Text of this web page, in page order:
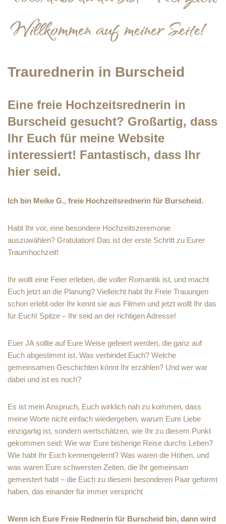
Traurednerin in Burscheid
Eine freie Hochzeitsrednerin in
Burscheid gesucht? Großartig, dass
Ihr Euch für meine Website
interessiert! Fantastisch, dass Ihr
hier seid.
Ich bin Meike G., freie Hochzeitsrednerin für Burscheid.
Habt Ihr vor, eine besondere Hochzeitszeremonie
auszuwählen? Gratulation! Das ist der erste Schritt zu Eurer
Traumhochzeit!
Ihr wollt eine Feier erleben, die voller Romantik ist, und macht
Euch jetzt an die Planung? Vielleicht habt Ihr Freie Trauungen
schon erlebt oder Ihr kennt sie aus Filmen und jetzt wollt Ihr das
für Euch! Spitze – Ihr seid an der richtigen Adresse!
Euer JA sollte auf Eure Weise gefeiert werden, die ganz auf
Euch abgestimmt ist. Was verbindet Euch? Welche
gemeinsamen Geschichten könnt Ihr erzählen? Und wer war
dabei und ist es noch?
Es ist mein Anspruch, Euch wirklich nah zu kommen, dass
meine Worte nicht einfach wiedergeben, warum Eure Liebe
einzigartig ist, sondern wertschätzen, wie Ihr zu diesem Punkt
gekommen seid: Wie war Eure bisherige Reise durchs Leben?
Wie habt Ihr Euch kennengelernt? Was waren die Höhen, und
was waren Eure schwersten Zeiten, die Ihr gemeinsam
gemeistert habt – die Euch zu diesem besonderen Paar geformt
haben, das einander für immer verspricht
Wenn ich Eure Freie Rednerin für Burscheid bin, dann wird